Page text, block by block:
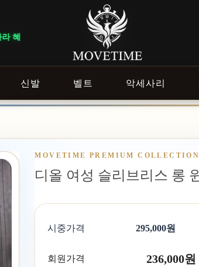
NOTICE · 지역에 따라 배송 일정이 달라질
신발 벨트 악세사리
MOVETIME PREMIUM COLLECTION
디올 여성 슬리브리스 롱
시중가격 295,000원
회원가격 236,000원